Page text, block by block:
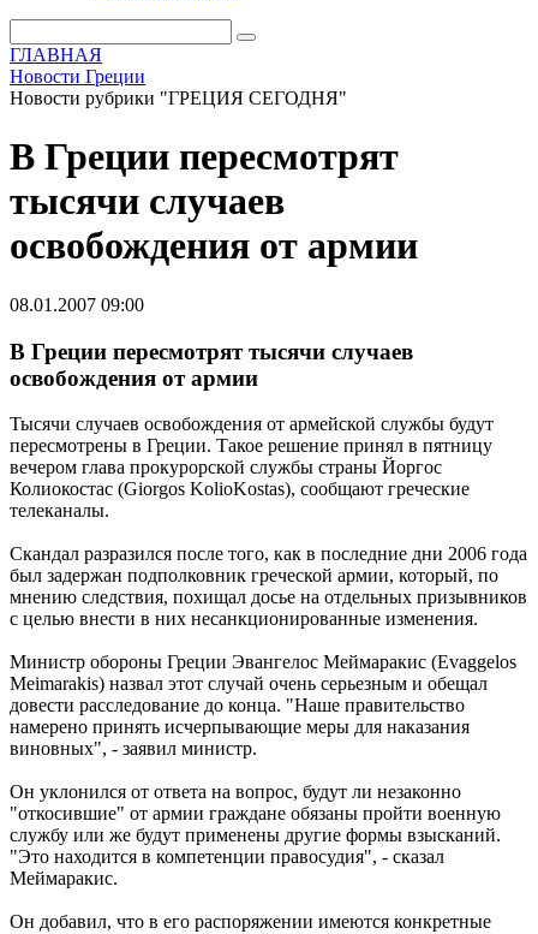
ГЛАВНАЯ
Новости Греции
Новости рубрики "ГРЕЦИЯ СЕГОДНЯ"
В Греции пересмотрят
тысячи случаев
освобождения от армии
08.01.2007 09:00
В Греции пересмотрят тысячи случаев
освобождения от армии
Тысячи случаев освобождения от армейской службы будут
пересмотрены в Греции. Такое решение принял в пятницу
вечером глава прокурорской службы страны Йоргос
Колиокостас (Giorgos KolioKostas), сообщают греческие
телеканалы.
Скандал разразился после того, как в последние дни 2006 года
был задержан подполковник греческой армии, который, по
мнению следствия, похищал досье на отдельных призывников
с целью внести в них несанкционированные изменения.
Министр обороны Греции Эвангелос Меймаракис (Evaggelos
Meimarakis) назвал этот случай очень серьезным и обещал
довести расследование до конца. "Наше правительство
намерено принять исчерпывающие меры для наказания
виновных", - заявил министр.
Он уклонился от ответа на вопрос, будут ли незаконно
"откосившие" от армии граждане обязаны пройти военную
службу или же будут применены другие формы взысканий.
"Это находится в компетенции правосудия", - сказал
Меймаракис.
Он добавил, что в его распоряжении имеются конкретные